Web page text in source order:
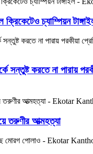
চ্যাম্পিয়ন
সন্তুষ্ট করতে না পারায়
তরুণীর আত্মহত্যা